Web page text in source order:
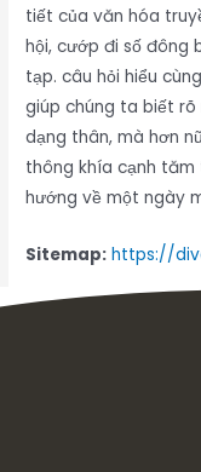
tiết của văn hóa
hội, cướp đi số đông
tạp. câu hỏi hiểu
giúp chúng ta biết
dạng thân, mà hơn
thông khía cạnh
hướng về một ngày
Sitemap: https://
Inbox tele :